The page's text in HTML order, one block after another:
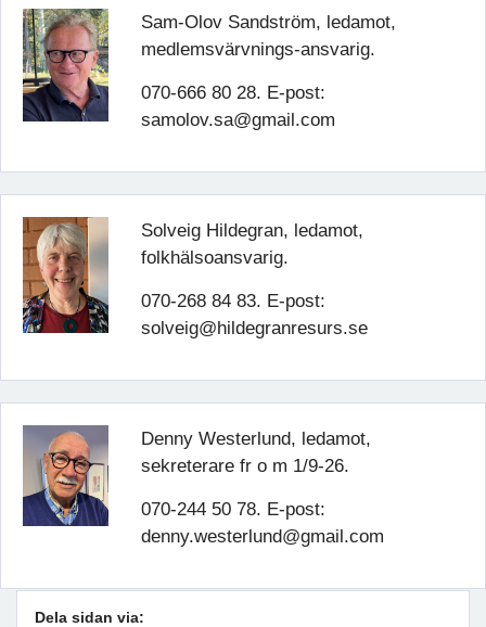
Sam-Olov Sandström, ledamot,
medlemsvärvnings-ansvarig.
070-666 80 28. E-post:
samolov.sa@gmail.com
Solveig Hildegran, ledamot,
folkhälsoansvarig.
070-268 84 83. E-post:
solveig@hildegranresurs.se
Denny Westerlund, ledamot,
sekreterare fr o m 1/9-26.
070-244 50 78. E-post:
denny.westerlund@gmail.com
Dela sidan via: